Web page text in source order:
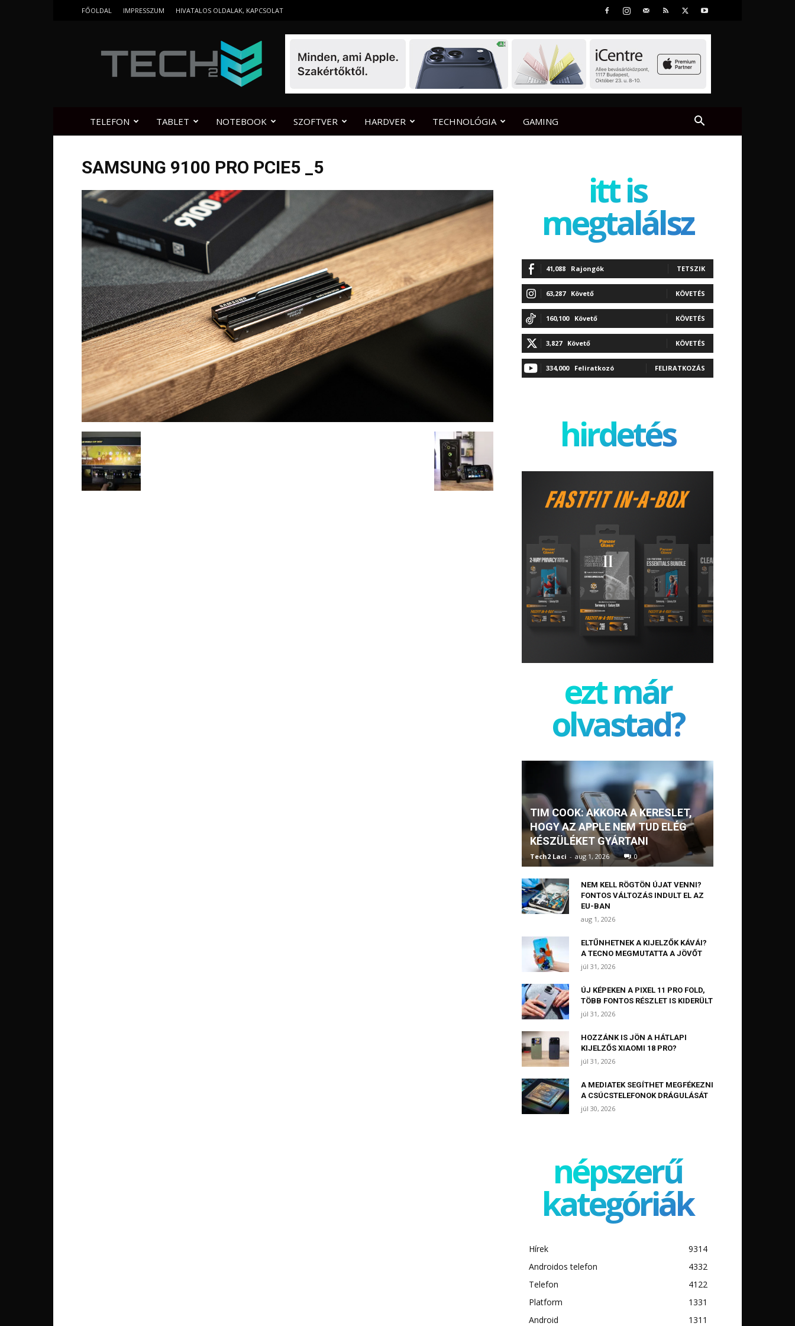
FŐOLDAL IMPRESSZUM HIVATALOS OLDALAK, KAPCSOLAT
TELEFON TABLET NOTEBOOK SZOFTVER HARDVER TECHNOLÓGIA GAMING
SAMSUNG 9100 PRO PCIE5 _5
itt is
megtalálsz
41,088 Rajongók TETSZIK
63,287 Követő KÖVETÉS
160,100 Követő KÖVETÉS
3,827 Követő KÖVETÉS
334,000 Feliratkozó FELIRATKOZÁS
hirdetés
ezt már
olvastad?
TIM COOK: AKKORA A KERESLET,
HOGY AZ APPLE NEM TUD ELÉG
KÉSZÜLÉKET GYÁRTANI
Tech2 Laci - aug 1, 2026 0
NEM KELL RÖGTÖN ÚJAT VENNI?
FONTOS VÁLTOZÁS INDULT EL AZ
EU-BAN
aug 1, 2026
ELTŰNHETNEK A KIJELZŐK KÁVÁI?
A TECNO MEGMUTATTA A JÖVŐT
júl 31, 2026
ÚJ KÉPEKEN A PIXEL 11 PRO FOLD,
TÖBB FONTOS RÉSZLET IS KIDERÜLT
júl 31, 2026
HOZZÁNK IS JÖN A HÁTLAPI
KIJELZŐS XIAOMI 18 PRO?
júl 31, 2026
A MEDIATEK SEGÍTHET MEGFÉKEZNI
A CSÚCSTELEFONOK DRÁGULÁSÁT
júl 30, 2026
népszerű
kategóriák
Hírek
9314
Androidos telefon
4332
Telefon
4122
Platform
1331
Android
1311